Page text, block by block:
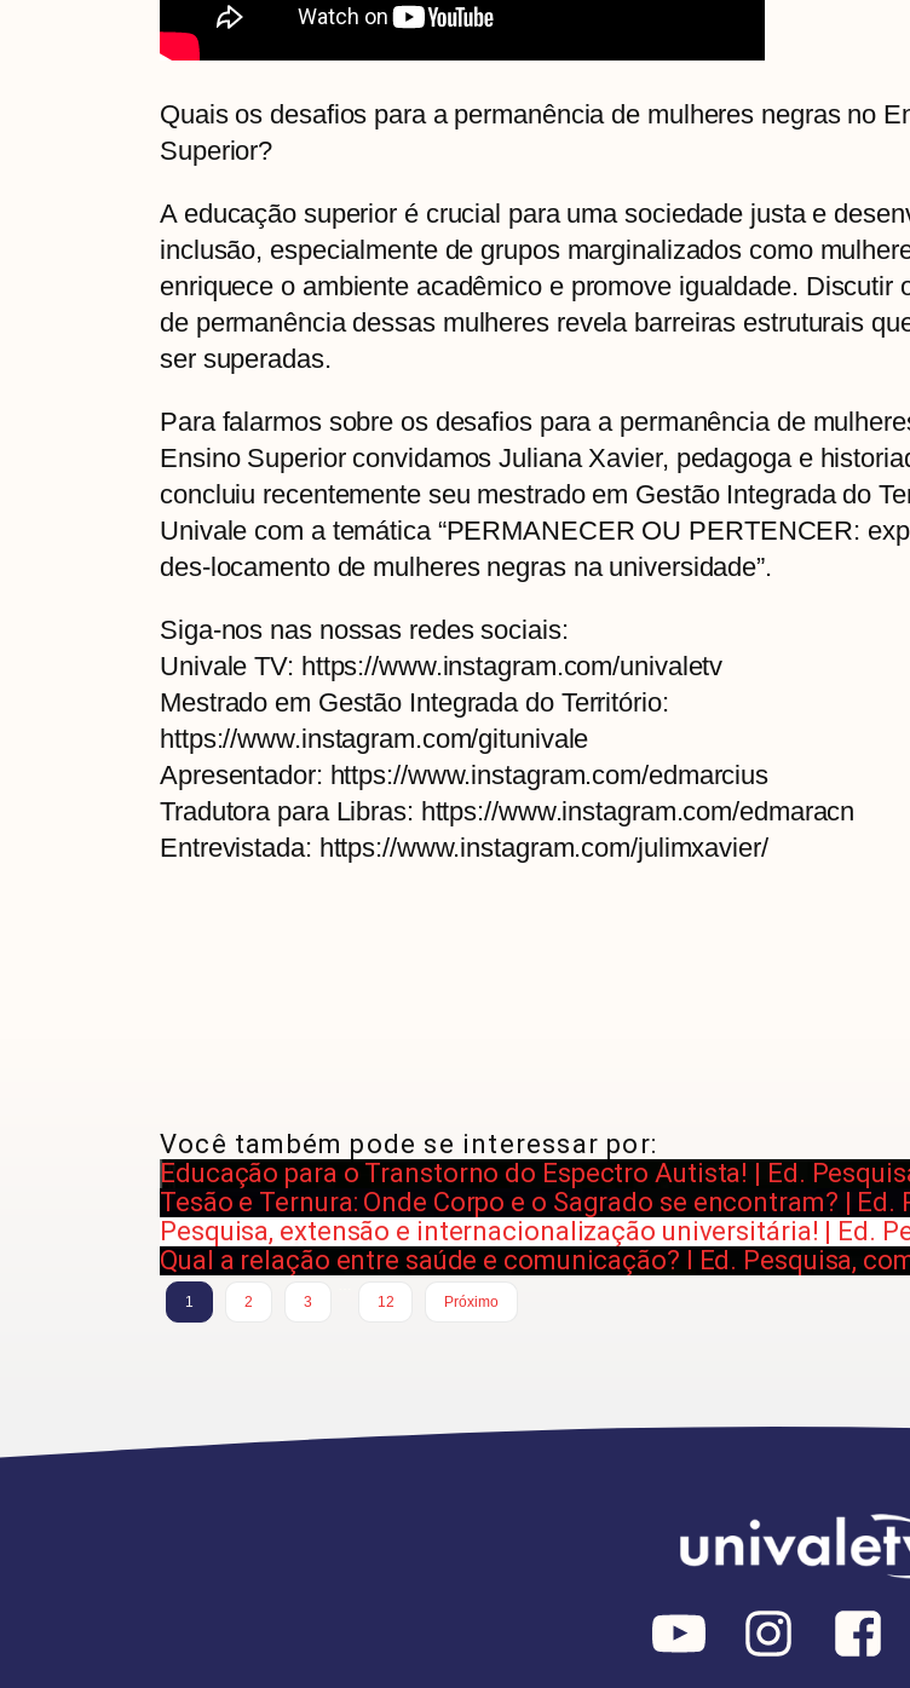
Quais os desafios para a permanência de mulheres negras no
Superior?
A educação superior é crucial para uma sociedade justa e
inclusão, especialmente de grupos marginalizados como
enriquece o ambiente acadêmico e promove igualdade. Discutir
de permanência dessas mulheres revela barreiras estruturais
ser superadas.
Para falarmos sobre os desafios para a permanência de
Ensino Superior convidamos Juliana Xavier, pedagoga e
concluiu recentemente seu mestrado em Gestão Integrada do
Univale com a temática “PERMANECER OU PERTENCER:
des-locamento de mulheres negras na universidade”.
Siga-nos nas nossas redes sociais:
Univale TV: https://www.instagram.com/univaletv
Mestrado em Gestão Integrada do Território:
https://www.instagram.com/gitunivale
Apresentador: https://www.instagram.com/edmarcius
Tradutora para Libras: https://www.instagram.com/edmaracn
Entrevistada: https://www.instagram.com/julimxavier/
Você também pode se interessar por:
Educação para o Transtorno do Espectro Autista! | Ed.
Tesão e Ternura: Onde Corpo e o Sagrado se encontram? |
Pesquisa, extensão e internacionalização universitária! | Ed.
Qual a relação entre saúde e comunicação? I Ed. Pesquisa,
1 2 3
12
Próximo